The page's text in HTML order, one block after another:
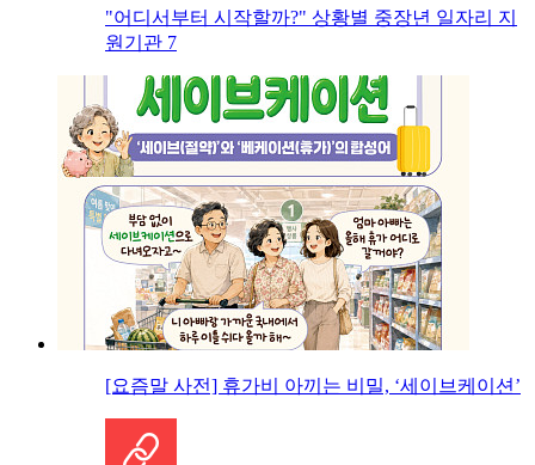
"어디서부터 시작할까?" 상황별 중장년 일자리 지
원기관 7
[요즘말 사전] 휴가비 아끼는 비밀, ‘세이브케이션’